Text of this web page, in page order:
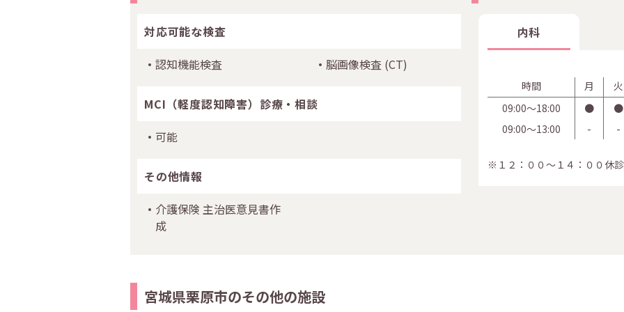
対応可能な検査
認知機能検査
脳画像検査 (CT)
MCI（軽度認知障害）診療・相談
可能
その他情報
介護保険 主治医意見書作
成
内科
時間 月 火
09:00〜18:00
● ●
09:00〜13:00
- -
※１２：００～１４：００休診
宮城県栗原市のその他の施設